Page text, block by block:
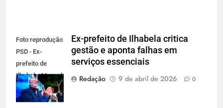
Foto reprodução
PSD - Ex-
prefeito de
Ilhabela: Manoel
Marcos de
Jesus Ferreira
Ex-prefeito de Ilhabela critica
gestão e aponta falhas em
serviços essenciais
Redação
9 de abril de 2026 0